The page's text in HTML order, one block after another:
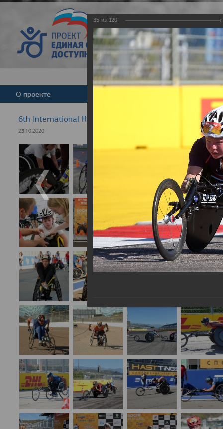
Версия для
О проекте
6th International Rezept-Sport Wheelchair Half
23.10.2020
35 из 120